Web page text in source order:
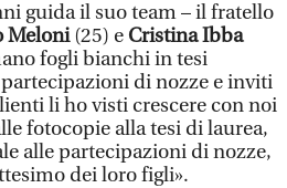
guida il suo team – il fratello
Meloni(25) e Cristina Ibba
fogli bianchi in tesi
di nozze e inviti
li ho visti crescere con noi
fotocopie alla tesi di laurea,
alle partecipazioni di nozze,
dei loro figli».